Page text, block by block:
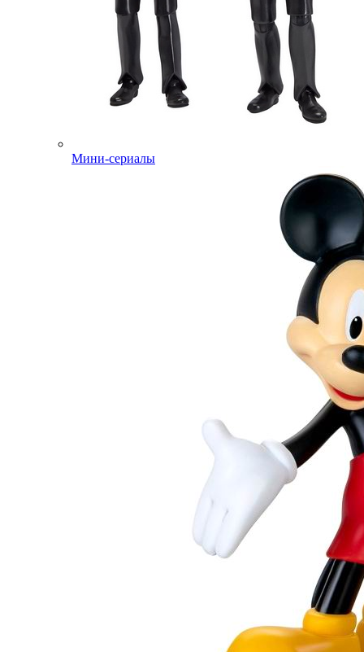
Мини-сериалы